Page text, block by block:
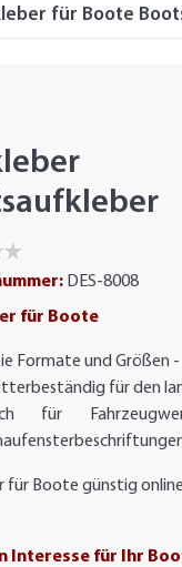
für Boote
DES-8008
für Boote
Formate und Größen
für den
für
für Boote günstig
Interesse für Ihr